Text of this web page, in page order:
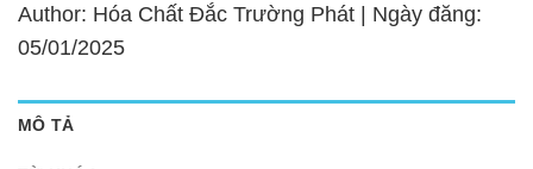
Author: Hóa Chất Đắc Trường Phát | Ngày đăng:
05/01/2025
MÔ TẢ